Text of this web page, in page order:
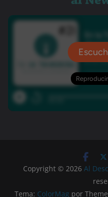
Copyright © 2026 Al
Tema: ColorMag por